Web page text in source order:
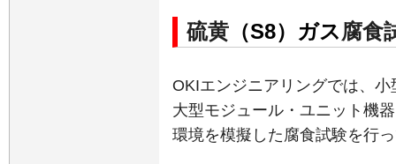
硫黄（S8） ガス腐食
OKIエンジニアリングでは、
大型モジュール・ユニット機
環境を模擬した腐食試験を行